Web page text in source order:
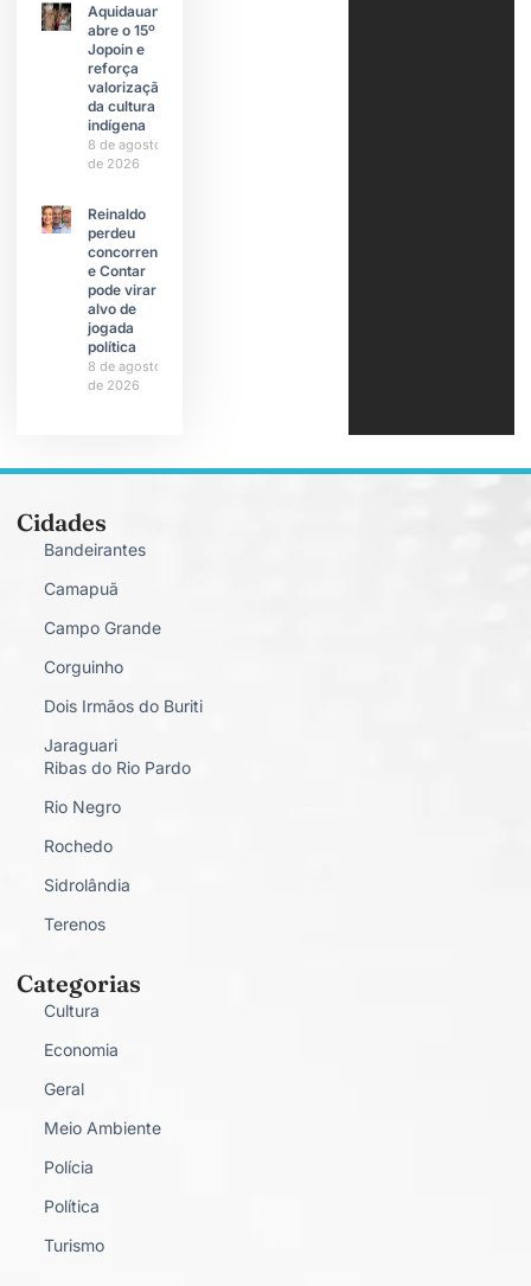
Aquidauana
abre o 15º
Jopoin e
reforça
valorização
da cultura
indígena
8 de agosto
de 2026
Reinaldo
perdeu
concorrente
e Contar
pode virar
alvo de
jogada
política
8 de agosto
de 2026
Cidades
Bandeirantes
Camapuã
Campo Grande
Corguinho
Dois Irmãos do Buriti
Jaraguari
Ribas do Rio Pardo
Rio Negro
Rochedo
Sidrolândia
Terenos
Categorias
Cultura
Economia
Geral
Meio Ambiente
Polícia
Política
Turismo